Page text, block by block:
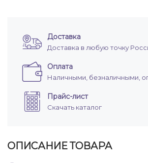
Доставка
Доставка в любую точку
Оплата
Наличными, безналичными,
Прайс-лист
Скачать каталог
ОПИСАНИЕ ТОВАРА